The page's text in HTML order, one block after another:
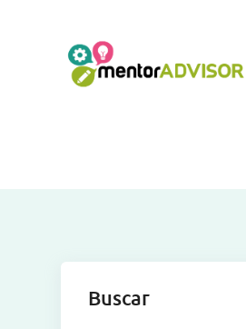
Buscar